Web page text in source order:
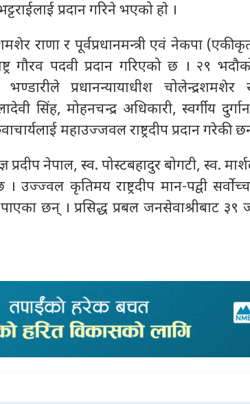
प्रदान गरिने भएको हाे ।
राणा र पूर्वप्रधानमन्त्री एवं नेकपा
गौरव पदवी प्रदान गरिएको छ । २९ भदौको
प्रधानन्यायाधीश चोलेन्द्रशमशेर
सिंह, मोहनचन्द्र अधिकारी, स्वर्गीय
महाउज्जवल राष्ट्रदीप प्रदान गरेकी
प्रदीप नेपाल, स्व. पोस्टबहादुर बोगटी, स्व.
उज्ज्वल कृतिमय राष्ट्रदीप मान-पद्वी
पाएका छन् । प्रसिद्ध प्रबल जनसेवाश्रीबाट ३९